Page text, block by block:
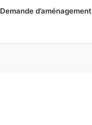
Demande d’aménagement